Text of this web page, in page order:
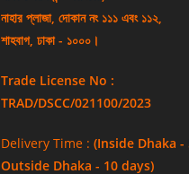
নাহার প্লাজা, দোকান নং ১১১ এবং ১১২,
শাহবাগ, ঢাকা - ১০০০।
Trade License No :
TRAD/DSCC/021100/2023
Delivery Time : (Inside Dhaka -
Outside Dhaka - 10 days)